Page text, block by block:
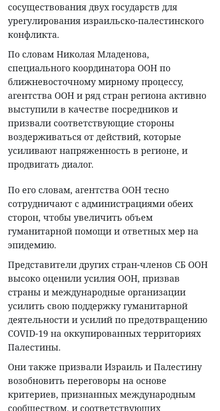
сосуществования двух государств для
урегулирования израильско-палестинского
конфликта.
По словам Николая Младенова,
специального координатора ООН по
ближневосточному мирному процессу,
агентства ООН и ряд стран региона активно
выступили в качестве посредников и
призвали соответствующие стороны
воздерживаться от действий, которые
усиливают напряженность в регионе, и
продвигать диалог.
По его словам, агентства ООН тесно
сотрудничают с администрациями обеих
сторон, чтобы увеличить объем
гуманитарной помощи и ответных мер на
эпидемию.
Представители других стран-членов СБ ООН
высоко оценили усилия ООН, призвав
страны и международные организации
усилить свою поддержку гуманитарной
деятельности и усилий по предотвращению
COVID-19 на оккупированных территориях
Палестины.
Они также призвали Израиль и Палестину
возобновить переговоры на основе
критериев, признанных международным
сообществом, и соответствующих